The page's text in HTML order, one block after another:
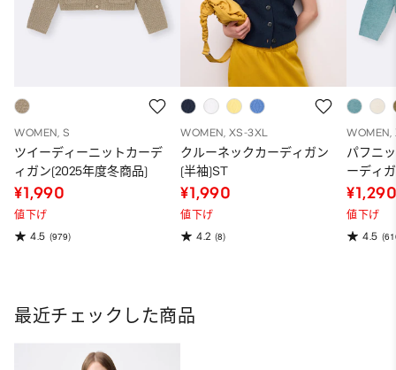
WOMEN, S
ツイーディーニットカーデ
ィガン(2025年度冬商品)
¥1,990
値下げ
4.5 (979)
WOMEN, XS-3XL
クルーネックカーディガン
(半袖)ST
¥1,990
値下げ
4.2 (8)
WOMEN,
パフニ
ーディ
品)
値下げ
4.5
最近チェックした商品